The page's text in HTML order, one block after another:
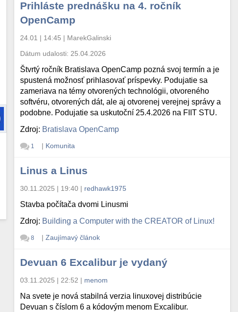
Prihláste prednášku na 4. ročník
OpenCamp
24.01 | 14:45 | MarekGalinski
Dátum udalosti: 25.04.2026
Štvrtý ročník Bratislava OpenCamp pozná svoj termín a je
spustená možnosť prihlasovať príspevky. Podujatie sa
zameriava na témy otvorených technológii, otvoreného
softvéru, otvorených dát, ale aj otvorenej verejnej správy a
podobne. Podujatie sa uskutoční 25.4.2026 na FIIT STU.
Zdroj: Bratislava OpenCamp
1 | Komunita
Linus a Linus
30.11.2025 | 19:40 | redhawk1975
Stavba počítača dvomi Linusmi
Zdroj: Building a Computer with the CREATOR of Linux!
8 | Zaujímavý článok
Devuan 6 Excalibur je vydaný
03.11.2025 | 22:52 | menom
Na svete je nová stabilná verzia linuxovej distribúcie
Devuan s číslom 6 a kódovým menom Excalibur.